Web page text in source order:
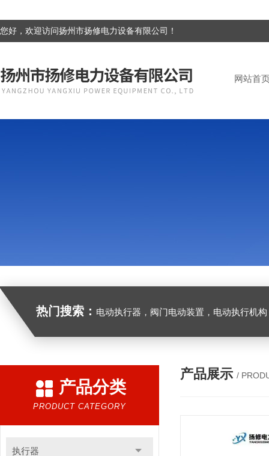
您好，欢迎访问扬州市扬修电力设备有限公司！
网站首
热门搜索： 电动执行器，阀门电动装置，电动执行机构，阀门驱动装置，电动头，角行
产品分类
PRODUCT CATEGORY
执行器
产品展示 /